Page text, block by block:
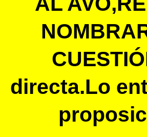
directa.Lo